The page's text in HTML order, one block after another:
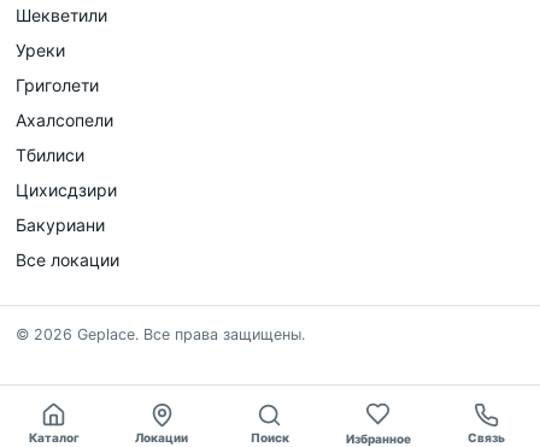
Шекветили
Уреки
Григолети
Ахалсопели
Тбилиси
Цихисдзири
Бакуриани
Все локации
© 2026 Geplace. Все права защищены.
Каталог Локации Поиск Избранное Связь